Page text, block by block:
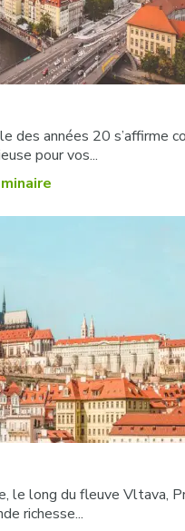
:
de poissons dans le
des années 20 s’affirme
pour vos...
le long du fleuve Vltava,
richesse...